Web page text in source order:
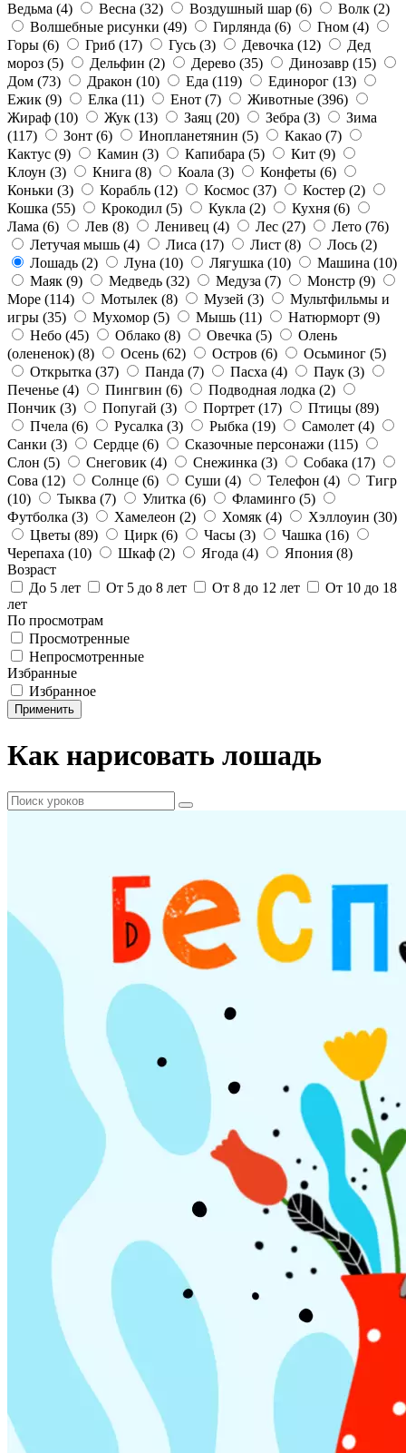
Ведьма (4) Весна (32) Воздушный шар (6) Волк (2)
Волшебные рисунки (49) Гирлянда (6) Гном (4)
Горы (6) Гриб (17) Гусь (3) Девочка (12)
Дед
мороз (5) Дельфин (2) Дерево (35) Динозавр (15)
Дом (73) Дракон (10) Еда (119) Единорог (13)
Ежик (9) Елка (11) Енот (7) Животные (396)
Жираф (10) Жук (13) Заяц (20) Зебра (3)
Зима
(117)
Зонт (6) Инопланетянин (5) Какао (7)
Кактус (9) Камин (3) Капибара (5) Кит (9)
Клоун (3) Книга (8) Коала (3) Конфеты (6)
Коньки (3) Корабль (12) Космос (37) Костер (2)
Кошка (55) Крокодил (5) Кукла (2) Кухня (6)
Лама (6) Лев (8) Ленивец (4) Лес (27) Лето (76)
Летучая мышь (4) Лиса (17) Лист (8) Лось (2)
Лошадь (2) Луна (10) Лягушка (10) Машина (10)
Маяк (9) Медведь (32) Медуза (7) Монстр (9)
Море (114) Мотылек (8) Музей (3)
Мультфильмы и
игры (35) Мухомор (5) Мышь (11) Натюрморт (9)
Небо (45) Облако (8) Овечка (5)
Олень
(олененок) (8) Осень (62) Остров (6) Осьминог (5)
Открытка (37) Панда (7) Пасха (4) Паук (3)
Печенье (4) Пингвин (6) Подводная лодка (2)
Пончик (3) Попугай (3) Портрет (17) Птицы (89)
Пчела (6) Русалка (3) Рыбка (19) Самолет (4)
Санки (3) Сердце (6) Сказочные персонажи (115)
Слон (5) Снеговик (4) Снежинка (3) Собака (17)
Сова (12) Солнце (6) Суши (4) Телефон (4)
Тигр
(10)
Тыква (7) Улитка (6) Фламинго (5)
Футболка (3) Хамелеон (2) Хомяк (4) Хэллоуин (30)
Цветы (89) Цирк (6) Часы (3) Чашка (16)
Черепаха (10) Шкаф (2) Ягода (4) Япония (8)
Возраст
До 5 лет
От 5 до 8 лет От 8 до 12 лет
От 10 до 18
лет
По просмотрам
Просмотренные
Непросмотренные
Избранные
Избранное
Применить
Как нарисовать лошадь